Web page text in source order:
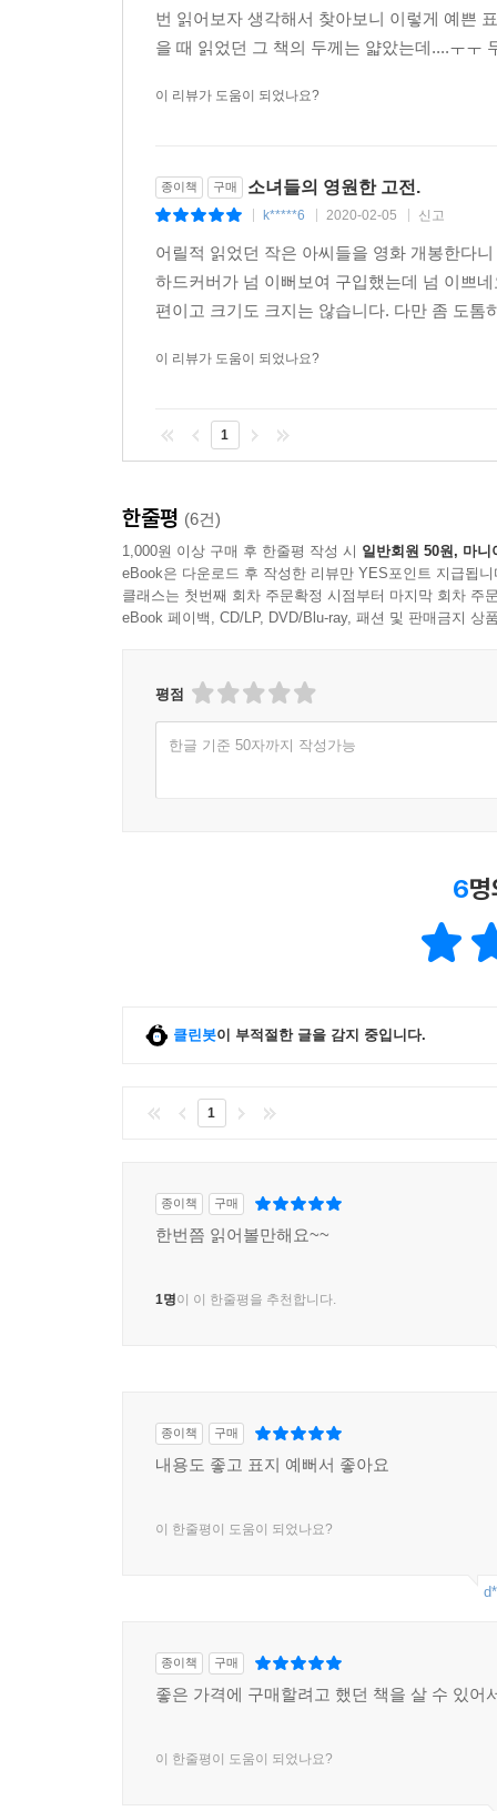
번 읽어보자 생각해서 찾아보니 이렇게 예쁜
을 때 읽었던 그 책의 두께는 얇았는데....ㅜㅜ
이 리뷰가 도움이 되었나요?
종이책 구매 소녀들의 영원한 고전.
k*****6 2020-02-05 신고
어릴적 읽었던 작은 아씨들을 영화 개봉한다
하드커버가 넘 이뻐보여 구입했는데 넘 이쁘
편이고 크기도 크지는 않습니다. 다만 좀 도
이 리뷰가 도움이 되었나요?
1
한줄평 (6건)
1,000원 이상 구매 후 한줄평 작성 시 일반회원 50원, 마니
eBook은 다운로드 후 작성한 리뷰만 YES포인트 지급됩니
클래스는 첫번째 회차 주문확정 시점부터 마지막 회차 주
eBook 페이백, CD/LP, DVD/Blu-ray, 패션 및 판매금지 상
평점
한글 기준 50자까지 작성가능
6
클린봇이 부적절한 글을 감지 중입니다.
1
종이책 구매
한번쯤 읽어볼만해요~~
1명이 이 한줄평을 추천합니다.
종이책 구매
내용도 좋고 표지 예뻐서 좋아요
이 한줄평이 도움이 되었나요?
종이책 구매
좋은 가격에 구매할려고 했던 책을 살 수 있어
이 한줄평이 도움이 되었나요?